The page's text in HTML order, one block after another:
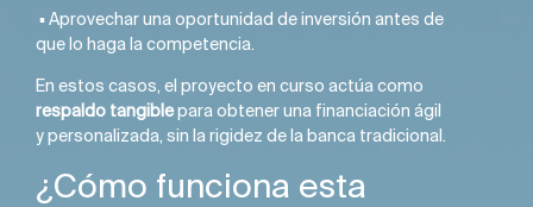
▪️ Aprovechar una oportunidad de inversión antes de
que lo haga la competencia.
En estos casos, el proyecto en curso actúa como
respaldo tangiblepara obtener una financiación ágil
y personalizada, sin la rigidez de la banca tradicional.
¿Cómo funciona esta